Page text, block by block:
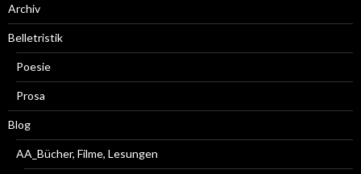
Archiv
Belletristik
Poesie
Prosa
Blog
AA_Bücher, Filme, Lesungen